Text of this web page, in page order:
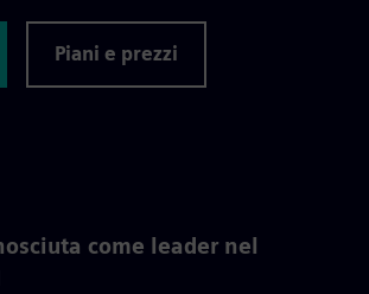
Piani e prezzi
come leader nel